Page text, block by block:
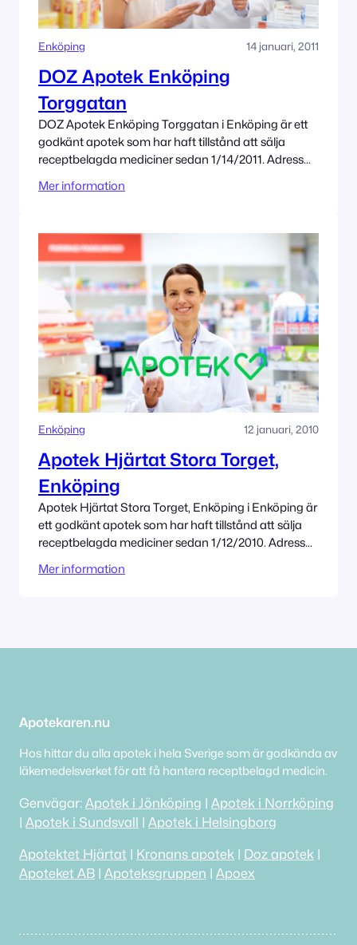
Enköping 14 januari, 2011
DOZ Apotek Enköping
Torggatan
DOZ Apotek Enköping Torggatan i Enköping är ett
godkänt apotek som har haft tillstånd att sälja
receptbelagda mediciner sedan 1/14/2011. Adress
Admenta Sweden AB
Mer information
Enköping 12 januari, 2010
Apotek Hjärtat Stora Torget,
Enköping
Apotek Hjärtat Stora Torget, Enköping i Enköping är
ett godkänt apotek som har haft tillstånd att sälja
receptbelagda mediciner sedan 1/12/2010. Adress
Apotek Hjärtat AB
Mer information
Apotekaren.nu
Hos hittar du alla apotek i hela Sverige som är godkända av
läkemedelsverket för att få hantera receptbelagd medicin.
Genvägar: Apotek i Jönköping | Apotek i Norrköping
| Apotek i Sundsvall | Apotek i Helsingborg
Apotektet Hjärtat | Kronans apotek | Doz apotek |
Apoteket AB | Apoteksgruppen | Apoex